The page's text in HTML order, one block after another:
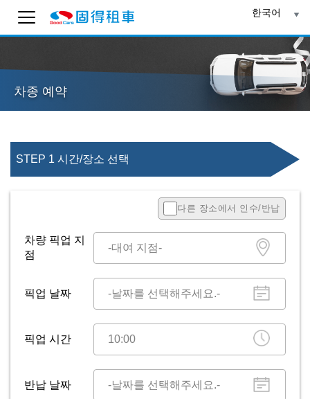
고객 지원 답변을 받을 수 있도록 Email을 입력해 주
세요.
한국어
차종 예약
STEP 1 시간/장소 선택
다른 장소에서 인수/반납
차량 픽업 지
점
픽업 날짜
픽업 시간
반납 날짜